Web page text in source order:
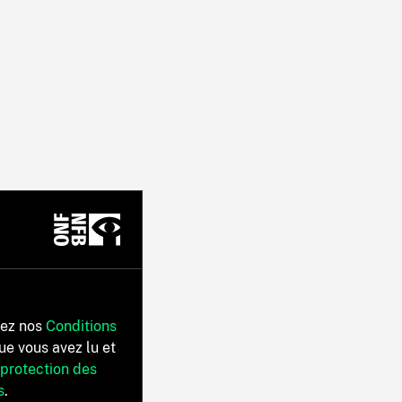
nos Conditions
vous avez lu et
des
.